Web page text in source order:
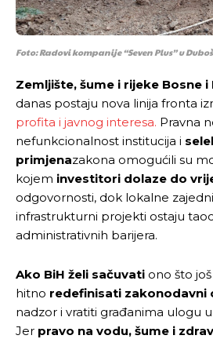
Foto: Radovi kompanije “Seven Plus” u
Zemljište, šume i rijeke Bosne
danas postaju nova linija fronta
profita i javnog interesa. Pravna
nefunkcionalnost institucija i
primjenazakona omogućili su
kojem investitori dolaze do
odgovornosti, dok lokalne
infrastrukturni projekti ostaju
administrativnih barijera.
Ako BiH želi sačuvati ono što
hitno redefinisati zakonodavni
nadzor i vratiti građanima ulogu
Jer pravo na vodu, šume i